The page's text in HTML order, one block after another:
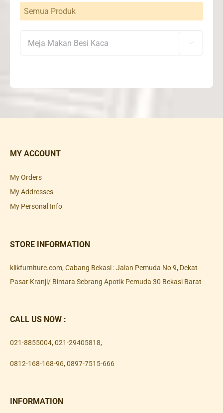
Semua Produk

MY ACCOUNT
My Orders
My Addresses
My Personal Info
STORE INFORMATION
klikfurniture.com, Cabang Bekasi : Jalan Pemuda No 9, Dekat
Pasar Kranji/ Bintara Sebrang Apotik Pemuda 30 Bekasi Barat
CALL US NOW :
021-8855004, 021-29405818,
0812-168-168-96, 0897-7515-666
INFORMATION